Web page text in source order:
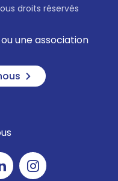
droits réservés
une association